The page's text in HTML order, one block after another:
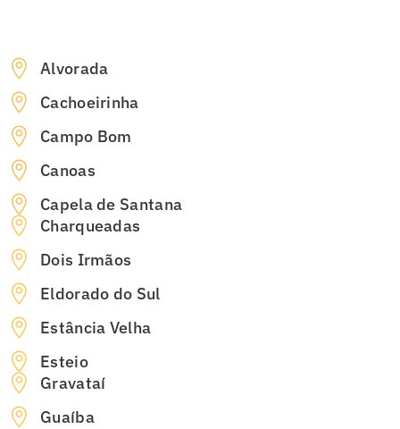
Alvorada
Cachoeirinha
Campo Bom
Canoas
Capela de Santana
Charqueadas
Dois Irmãos
Eldorado do Sul
Estância Velha
Esteio
Gravataí
Guaíba